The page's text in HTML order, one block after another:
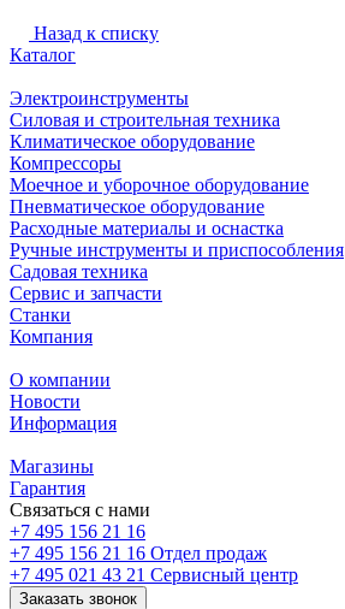
Назад к списку
Каталог
Электроинструменты
Силовая и строительная техника
Климатическое оборудование
Компрессоры
Моечное и уборочное оборудование
Пневматическое оборудование
Расходные материалы и оснастка
Ручные инструменты и приспособления
Садовая техника
Сервис и запчасти
Станки
Компания
О компании
Новости
Информация
Магазины
Гарантия
Связаться с нами
+7 495 156 21 16
+7 495 156 21 16 Отдел продаж
+7 495 021 43 21 Cервисный центр
Заказать звонок